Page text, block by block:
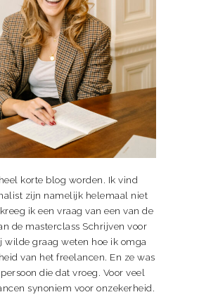
korte blog worden. Ik vind
zijn namelijk helemaal niet
ik een vraag van een van de
de masterclass Schrijven voor
wilde graag weten hoe ik omga
van het freelancen. En ze was
die dat vroeg. Voor veel
synoniem voor onzekerheid.